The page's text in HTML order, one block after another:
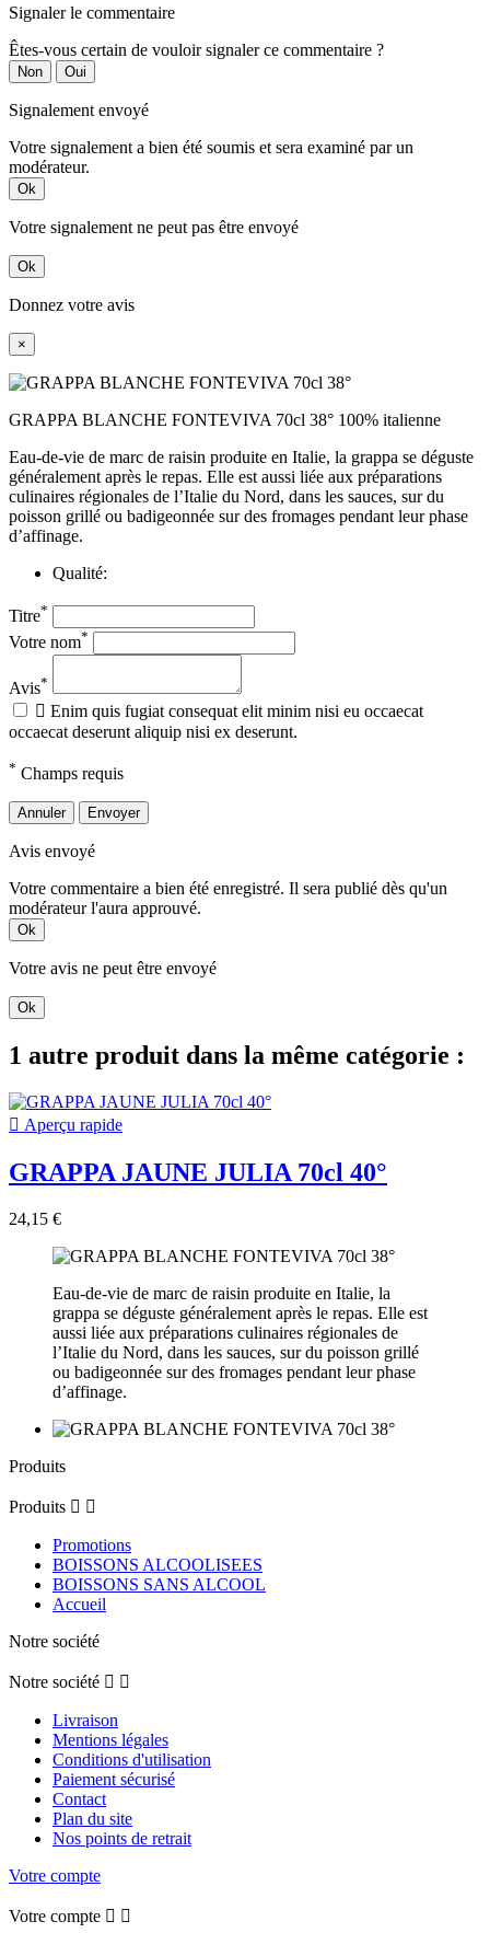
Signaler le commentaire
Êtes-vous certain de vouloir signaler ce commentaire ?
Non Oui
Signalement envoyé
Votre signalement a bien été soumis et sera examiné par un
modérateur.
Ok
Votre signalement ne peut pas être envoyé
Ok
Donnez votre avis
×
GRAPPA BLANCHE FONTEVIVA 70cl 38° 100% italienne
Eau-de-vie de marc de raisin produite en Italie, la grappa se déguste
généralement après le repas. Elle est aussi liée aux préparations
culinaires régionales de l’Italie du Nord, dans les sauces, sur du
poisson grillé ou badigeonnée sur des fromages pendant leur phase
d’affinage.
Qualité:
Titre*
Votre nom*
Avis*
 Enim quis fugiat consequat elit minim nisi eu occaecat
occaecat deserunt aliquip nisi ex deserunt.
* Champs requis
Annuler Envoyer
Avis envoyé
Votre commentaire a bien été enregistré. Il sera publié dès qu'un
modérateur l'aura approuvé.
Ok
Votre avis ne peut être envoyé
Ok
1 autre produit dans la même catégorie :
 Aperçu rapide
GRAPPA JAUNE JULIA 70cl 40°
24,15 €
Eau-de-vie de marc de raisin produite en Italie, la
grappa se déguste généralement après le repas. Elle est
aussi liée aux préparations culinaires régionales de
l’Italie du Nord, dans les sauces, sur du poisson grillé
ou badigeonnée sur des fromages pendant leur phase
d’affinage.
Produits
Produits  
Promotions
BOISSONS ALCOOLISEES
BOISSONS SANS ALCOOL
Accueil
Notre société
Notre société  
Livraison
Mentions légales
Conditions d'utilisation
Paiement sécurisé
Contact
Plan du site
Nos points de retrait
Votre compte
Votre compte  